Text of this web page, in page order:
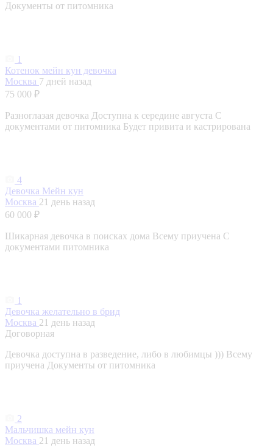
Документы от питомника
1
Котенок мейн кун девочка
Москва 7 дней назад
75 000 ₽
Разноглазая девочка Доступна к середине августа С
документами от питомника Будет привита и кастрирована
4
Девочка Мейн кун
Москва 21 день назад
60 000 ₽
Шикарная девочка в поисках дома Всему приучена С
документами питомника
1
Девочка желательно в брид
Москва 21 день назад
Договорная
Девочка доступна в разведение, либо в любимцы ))) Всему
приучена Документы от питомника
2
Мальчишка мейн кун
Москва 21 день назад